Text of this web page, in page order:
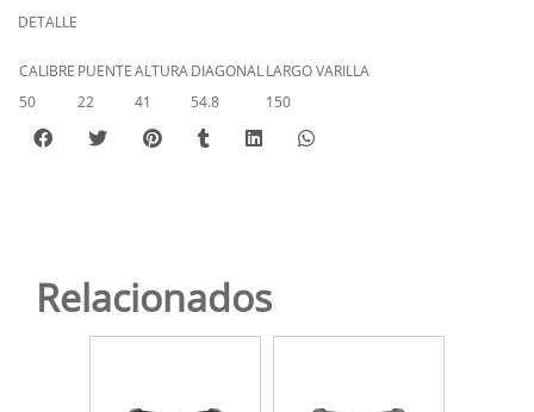
DETALLE
CALIBRE PUENTEALTURADIAGONALLARGO VARILLA
50
22 41 54.8 150
Relacionados